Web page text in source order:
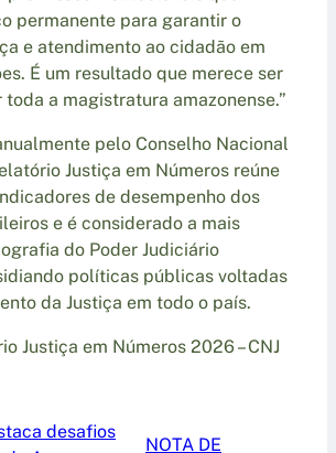
permanente para garantir o
e atendimento ao cidadão em
É um resultado que merece ser
a magistratura amazonense.”
pelo Conselho Nacional
Justiça em Números reúne
de desempenho dos
e é considerado a mais
do Poder Judiciário
políticas públicas voltadas
da Justiça em todo o país.
Justiça em Números 2026 – CNJ
desafios
NOTA DE